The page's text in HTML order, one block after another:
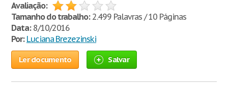
Avaliação:
Tamanho do trabalho:2.499 Palavras / 10 Páginas
Data:8/10/2016
Por: Luciana Brezezinski
Ler documento Salvar